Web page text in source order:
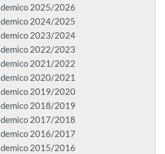
2025/2026
2024/2025
2023/2024
2022/2023
2021/2022
2020/2021
2019/2020
2018/2019
2017/2018
2016/2017
2015/2016